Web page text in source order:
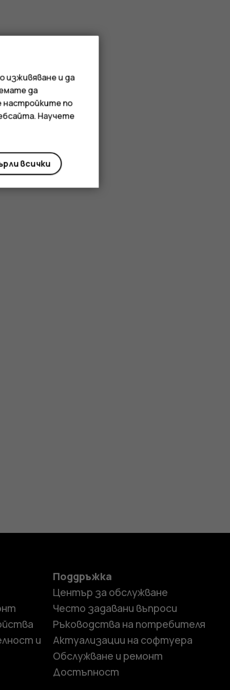
и
Поддръжка
Център за обслужване
Често задавани въпроси
Ръководства на потребителя
Актуализации на софтуера
Обслужване и ремонт
Достъпност
изживяване и да
да
настройките по
Научете
всички